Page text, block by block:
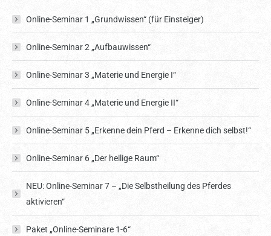
Online-Seminar 1 „Grundwissen“ (für Einsteiger)
Online-Seminar 2 „Aufbauwissen“
Online-Seminar 3 „Materie und Energie I“
Online-Seminar 4 „Materie und Energie II“
Online-Seminar 5 „Erkenne dein Pferd – Erkenne dich selbst!“
Online-Seminar 6 „Der heilige Raum“
NEU: Online-Seminar 7 – „Die Selbstheilung des Pferdes
aktivieren“
Paket „Online-Seminare 1-6“